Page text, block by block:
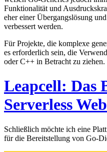
Funktionalität und
eher einer Übergangslösung
verbessert werden.
Für Projekte, die komplexe
es erforderlich sein, die
oder C++ in Betracht zu ziehen.
Leapcell: Das
Serverless
Schließlich möchte ich eine
für die Bereitstellung von Go-